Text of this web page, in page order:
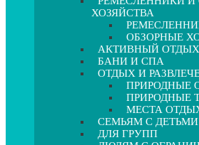
ХОЗЯЙСТВА
ОБЗОРНЫЕ
АКТИВНЫЙ
БАНИ И СПА
ОТДЫХ И
ПРИРОДНЫЕ
ПРИРОДНЫЕ
МЕСТА
СЕМЬЯМ С ДЕТЬМИ
ДЛЯ ГРУПП